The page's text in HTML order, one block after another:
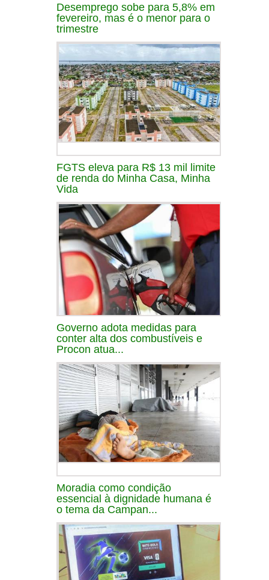
Desemprego sobe para 5,8% em
fevereiro, mas é o menor para o
trimestre
FGTS eleva para R$ 13 mil limite
de renda do Minha Casa, Minha
Vida
Governo adota medidas para
conter alta dos combustíveis e
Procon atua...
Moradia como condição
essencial à dignidade humana é
o tema da Campan...